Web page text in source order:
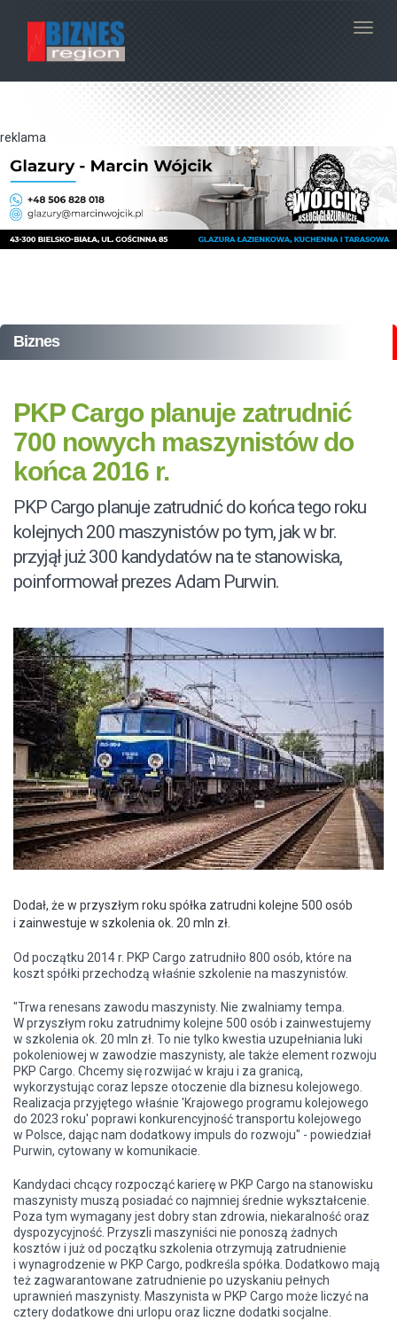
reklama
Biznes
PKP Cargo planuje zatrudnić
700 nowych maszynistów do
końca 2016 r.
PKP Cargo planuje zatrudnić do końca tego roku
kolejnych 200 maszynistów po tym, jak w br.
przyjął już 300 kandydatów na te stanowiska,
poinformował prezes Adam Purwin.
Dodał, że w przyszłym roku spółka zatrudni kolejne 500 osób
i zainwestuje w szkolenia ok. 20 mln zł.
Od początku 2014 r. PKP Cargo zatrudniło 800 osób, które na
koszt spółki przechodzą właśnie szkolenie na maszynistów.
"Trwa renesans zawodu maszynisty. Nie zwalniamy tempa.
W przyszłym roku zatrudnimy kolejne 500 osób i zainwestujemy
w szkolenia ok. 20 mln zł. To nie tylko kwestia uzupełniania luki
pokoleniowej w zawodzie maszynisty, ale także element rozwoju
PKP Cargo. Chcemy się rozwijać w kraju i za granicą,
wykorzystując coraz lepsze otoczenie dla biznesu kolejowego.
Realizacja przyjętego właśnie 'Krajowego programu kolejowego
do 2023 roku' poprawi konkurencyjność transportu kolejowego
w Polsce, dając nam dodatkowy impuls do rozwoju" - powiedział
Purwin, cytowany w komunikacie.
Kandydaci chcący rozpocząć karierę w PKP Cargo na stanowisku
maszynisty muszą posiadać co najmniej średnie wykształcenie.
Poza tym wymagany jest dobry stan zdrowia, niekaralność oraz
dyspozycyjność. Przyszli maszyniści nie ponoszą żadnych
kosztów i już od początku szkolenia otrzymują zatrudnienie
i wynagrodzenie w PKP Cargo, podkreśla spółka. Dodatkowo mają
też zagwarantowane zatrudnienie po uzyskaniu pełnych
uprawnień maszynisty. Maszynista w PKP Cargo może liczyć na
cztery dodatkowe dni urlopu oraz liczne dodatki socjalne.